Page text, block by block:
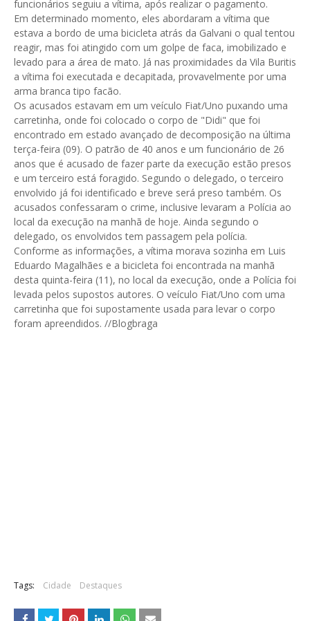
funcionários seguiu a vítima, após realizar o pagamento.
Em determinado momento, eles abordaram a vítima que
estava a bordo de uma bicicleta atrás da Galvani o qual tentou
reagir, mas foi atingido com um golpe de faca, imobilizado e
levado para a área de mato. Já nas proximidades da Vila Buritis
a vítima foi executada e decapitada, provavelmente por uma
arma branca tipo facão.
Os acusados estavam em um veículo Fiat/Uno puxando uma
carretinha, onde foi colocado o corpo de "Didi" que foi
encontrado em estado avançado de decomposição na última
terça-feira (09). O patrão de 40 anos e um funcionário de 26
anos que é acusado de fazer parte da execução estão presos
e um terceiro está foragido. Segundo o delegado, o terceiro
envolvido já foi identificado e breve será preso também. Os
acusados confessaram o crime, inclusive levaram a Polícia ao
local da execução na manhã de hoje. Ainda segundo o
delegado, os envolvidos tem passagem pela polícia.
Conforme as informações, a vítima morava sozinha em Luis
Eduardo Magalhães e a bicicleta foi encontrada na manhã
desta quinta-feira (11), no local da execução, onde a Polícia foi
levada pelos supostos autores. O veículo Fiat/Uno com uma
carretinha que foi supostamente usada para levar o corpo
foram apreendidos. //Blogbraga
Tags: Cidade Destaques